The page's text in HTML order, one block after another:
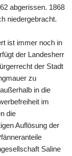
abgerissen. 1868
niedergebracht.
ist immer noch in
der Landesherr
der Stadt
zu
in die
im
die
Auflösung der
Saline